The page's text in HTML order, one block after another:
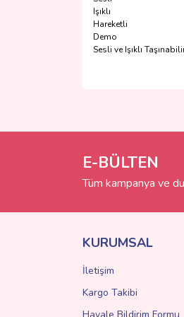
Işıklı
Hareketli
Demo
Sesli ve Işıklı
Ürün resmi
Bu ürüne
E-BÜLTEN
Tüm kampanya ve
KURUMSAL
İletişim
Kargo Takibi